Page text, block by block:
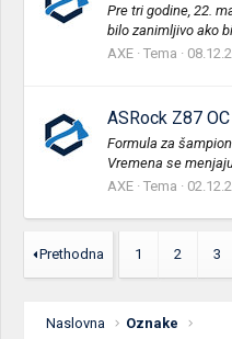
Pre tri godine, 22.
bilo zanimljivo ako
AXE Tema
ASRock Z87
Formula za
Vremena se
AXE Tema
Prethodna 1 2 3
Naslovna Oznake